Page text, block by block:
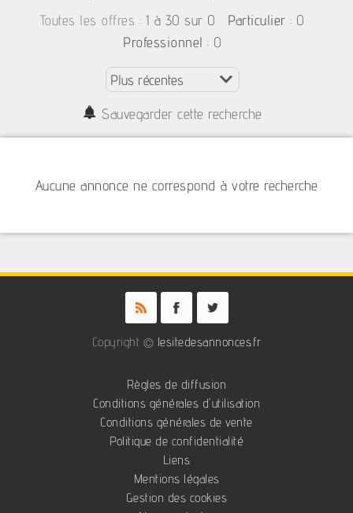
Toutes les offres : 1 à 30 sur 0 Particulier : 0
Professionnel : 0
Sauvegarder cette recherche
Aucune annonce ne correspond à votre recherche
Copyright © lesitedesannonces.fr
Règles de diffusion
Conditions générales d'utilisation
Conditions générales de vente
Politique de confidentialité
Liens
Mentions légales
Gestion des cookies